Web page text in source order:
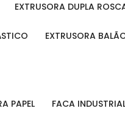
EXTRUSORA DUPLA
EXTRUSORA
PAPEL FACA